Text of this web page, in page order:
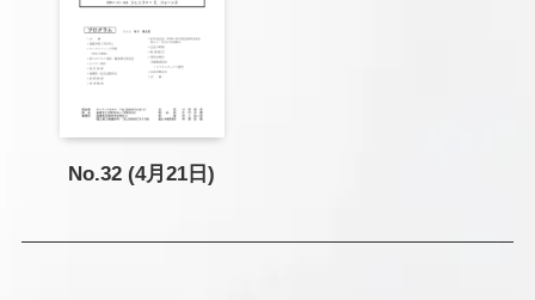
No.32 (4月21日)